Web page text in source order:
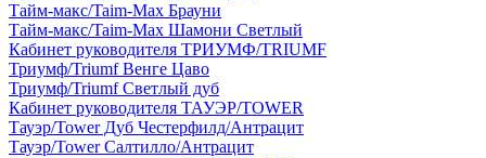
Тайм-макс/Taim-Max Брауни
Тайм-макс/Taim-Max Шамони Светлый
Кабинет руководителя ТРИУМФ/TRIUMF
Триумф/Triumf Венге Цаво
Триумф/Triumf Светлый дуб
Кабинет руководителя ТАУЭР/TOWER
Тауэр/Tower Дуб Честерфилд/Антрацит
Тауэр/Tower Салтилло/Антрацит